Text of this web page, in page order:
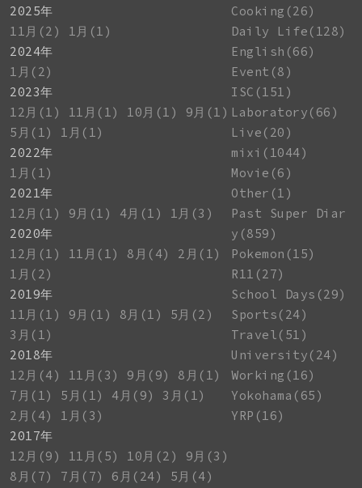
2025年
11月(2)
1月(1)
2024年
1月(2)
2023年
12月(1)
11月(1) 10月(1)
9月(1)
5月(1)
1月(1)
2022年
1月(1)
2021年
12月(1)
9月(1) 4月(1)
1月(3)
2020年
12月(1)
11月(1) 8月(4)
2月(1)
1月(2)
2019年
11月(1)
9月(1) 8月(1)
5月(2)
3月(1)
2018年
12月(4)
11月(3) 9月(9)
8月(1)
7月(1)
5月(1) 4月(9)
3月(1)
2月(4)
1月(3)
2017年
12月(9)
11月(5) 10月(2)
9月(3)
8月(7)
7月(7) 6月(24)
5月(4)
Cooking(26)
Daily Life(128)
English(66)
Event(8)
ISC(151)
Laboratory(66)
Live(20)
mixi(1044)
Movie(6)
Other(1)
Past Super Diar
y(859)
Pokemon(15)
R11(27)
School Days(29)
Sports(24)
Travel(51)
University(24)
Working(16)
Yokohama(65)
YRP(16)